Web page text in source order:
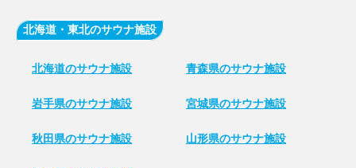
北海道・東北のサウナ施設
北海道のサウナ施設 青森県のサウナ施設
岩手県のサウナ施設 宮城県のサウナ施設
秋田県のサウナ施設 山形県のサウナ施設